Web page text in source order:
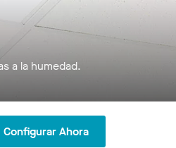
a la humedad.
Configurar Ahora